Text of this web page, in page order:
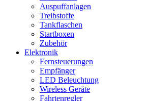
Auspuffanlagen
Treibstoffe
Tankflaschen
Startboxen
Zubehör
Elektronik
Fernsteuerungen
Empfänger
LED Beleuchtung
Wireless Geräte
Fahrtenregler